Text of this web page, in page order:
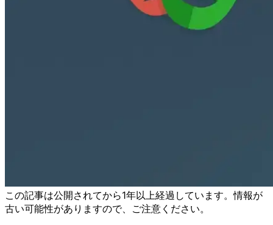
この記事は公開されてから1年以上経過しています。情報が
古い可能性がありますので、ご注意ください。